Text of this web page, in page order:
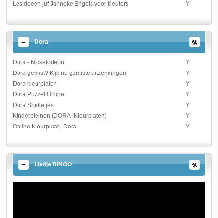
Lesideeen juf Janneke Engels voor kleuters Y
Dora
Dora - Nickelodeon
Y
Dora gemist? Kijk nu gemiste uitzendingen
Y
Dora kleurplaten
Y
Dora Puzzel Online
Y
Dora Spelletjes
Y
Kinderpleinen (DORA- Kleurplaten)
Y
Online Kleurplaat | Dora
Y
Liedje BINGO